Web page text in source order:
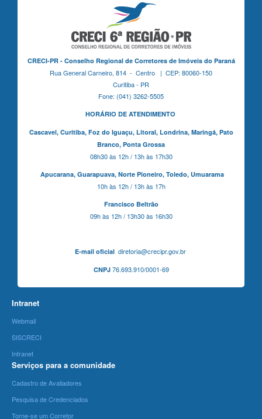
CRECI-PR - Conselho Regional de Corretores de Imóveis do Paraná
Rua General Carneiro, 814 - Centro | CEP: 80060-150
Curitiba - PR
Fone: (041) 3262-5505
HORÁRIO DE ATENDIMENTO
Cascavel, Curitiba,Foz do Iguaçu, Litoral, Londrina, Maringá, Pato
Branco, Ponta Grossa
08h30 às 12h / 13h às 17h30
Apucarana, Guarapuava, Norte Pioneiro, Toledo, Umuarama
10h às 12h / 13h às 17h
Francisco Beltrão
09h às 12h / 13h30 às 16h30
E-mail oficialdiretoria@crecipr.gov.br
CNPJ76.693.910/0001-69
Intranet
Webmail
SISCRECI
Intranet
Serviços para a comunidade
Cadastro de Avaliadores
Pesquisa de Credenciados
Torne-se um Corretor